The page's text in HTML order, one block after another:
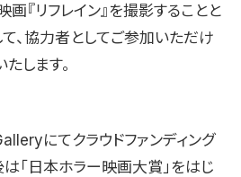
画『リフレイン』を撮影することと
て、協力者としてご参加いただけ
します。
にてクラウドファンディング
「日本ホラー映画大賞」をはじ